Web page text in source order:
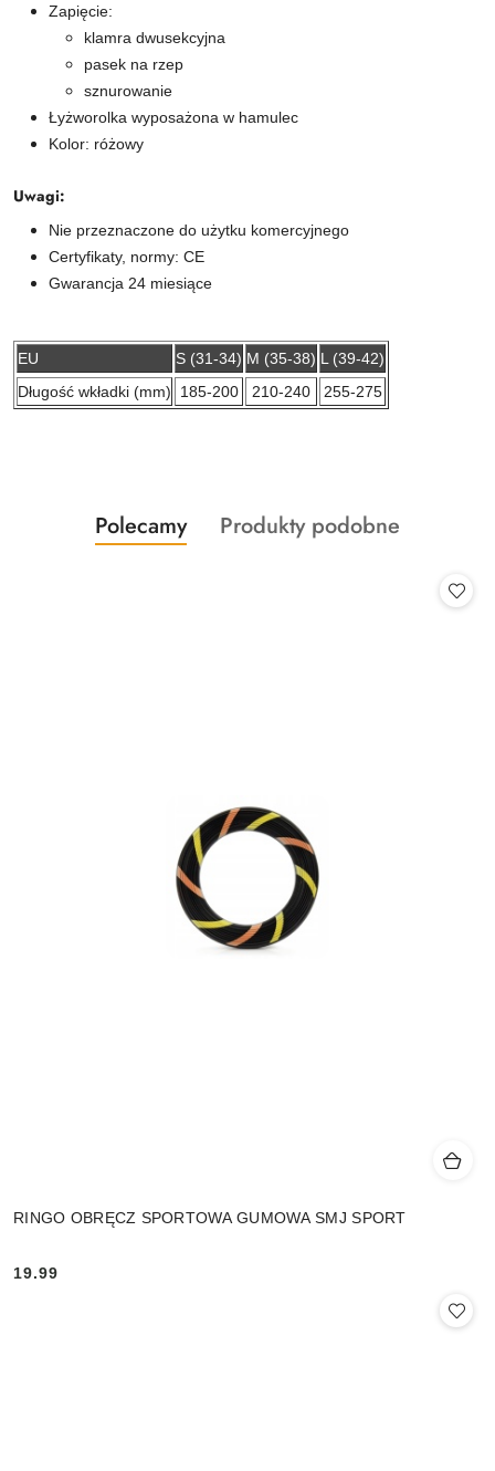
Zapięcie:
klamra dwusekcyjna
pasek na rzep
sznurowanie
Łyżworolka wyposażona w hamulec
Kolor: różowy
Uwagi:
Nie przeznaczone do użytku komercyjnego
Certyfikaty, normy: CE
Gwarancja 24 miesiące
EU S (31-34) M (35-38) L (39-42)
Długość wkładki (mm)
185-200 210-240 255-275
Pomiń karuzelę produktów
Produkty
o
Polecamy
Produkty
Produkty podobne
RINGO OBRĘCZ SPORTOWA GUMOWA SMJ SPORT
Cena:
19.99